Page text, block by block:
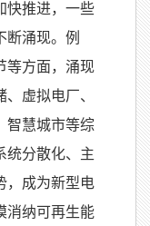
快推进，一些
断涌现。例
等方面，涌现
虚拟电厂、
智慧城市等综
统分散化、主
，成为新型电
消纳可再生能